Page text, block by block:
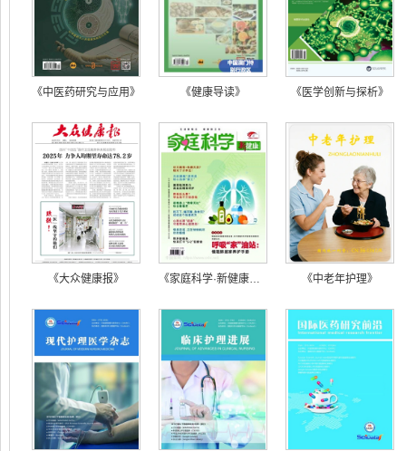
《中医药研究与应用》 《健康导读》 《医学创新与探析》
《大众健康报》 《家庭科学·新健康》（科普刊） 《中老年护理》